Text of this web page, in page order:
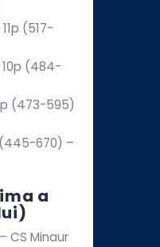
(517-
10p (484-
(473-595)
(445-670) –
a
CS Minaur